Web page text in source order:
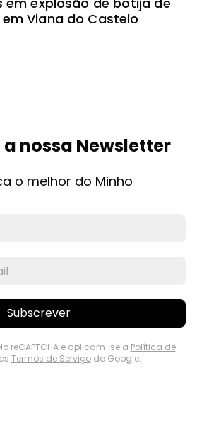
Viana do Castelo
nossa Newsletter
o melhor do Minho
Subscrever
reCAPTCHA e aplicam-se a Política de
Termos de Serviçodo Google.